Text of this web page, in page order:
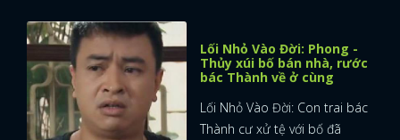
Lối Nhỏ Vào Đời: Phong -
Thủy xúi bố bán nhà, rước
bác Thành về ở cùng
Lối Nhỏ Vào Đời: Con trai bác
Thành cư xử tệ với bố đã